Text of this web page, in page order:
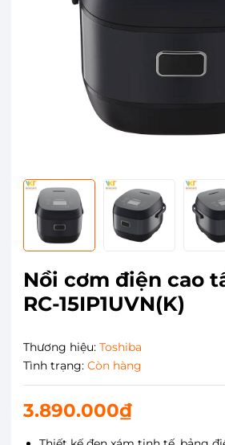
Nồi cơm điện cao
RC-15IP1UVN(K)
Thương hiệu: Toshiba
Tình trạng: Còn hàng
3.890.000₫